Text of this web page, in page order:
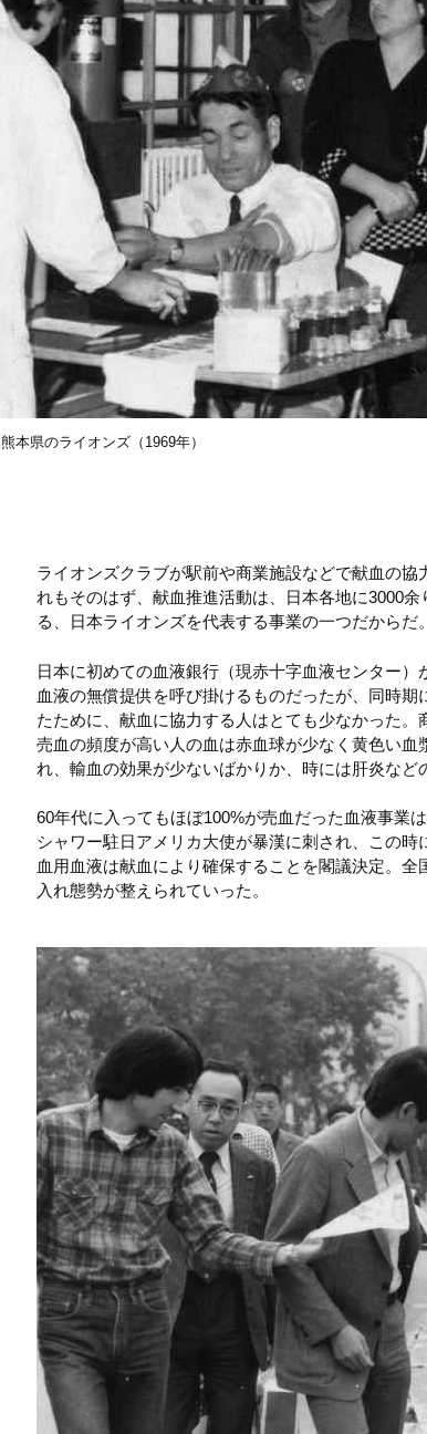
本県のライオンズ（1969年）
ライオンズクラブが駅前や商業施設などで献血の
れもそのはず、献血推進活動は、日本各地に3000
る、日本ライオンズを代表する事業の一つだからだ。
日本に初めての血液銀行（現赤十字血液センター
血液の無償提供を呼び掛けるものだったが、同時
たために、献血に協力する人はとても少なかった。
売血の頻度が高い人の血は赤血球が少なく黄色い
れ、輸血の効果が少ないばかりか、時には肝炎など
60年代に入ってもほぼ100%が売血だった血液事業
シャワー駐日アメリカ大使が暴漢に刺され、この
血用血液は献血により確保することを閣議決定。
入れ態勢が整えられていった。